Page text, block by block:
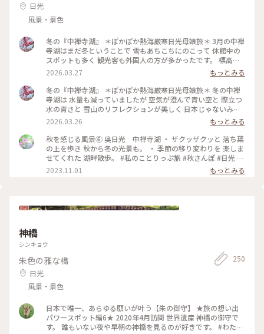
日光
風景・景色
冬の『中禅寺湖』 ＊ぽかぽか熱海厳寒日光母娘旅＊ 3月の中禅
寺湖はまだ冬ということで 雪もあちこちにのこって 休館中の
スポットも多く 観光客も外国人の方が多かったです。 標高が
1269mという 日本一高い場所にある中禅寺湖 冬は水量が減る
ため 「華厳の滝」もびっくりするほど 水量が少なく 滝つぼの
方は凍っていました。 冬枯れの山も相まって これが「華厳の
滝」！？という感じ💦 やはり紅葉の時期に 見てみたかったで
す😆 静かな湖は何度見ても美しく 心から癒されました✨💙 ・
正面から見るスワンボート アオレンジャー？ モモレンジャ
ー？ 緑や桃色の仮面を被った 戦隊のように見えました🤣 ・ ・
#ちいさな列車旅 #ぽかぽか熱海厳寒日光母娘旅 #母娘旅 #こと
りっぷ日光 #ことりっぷ栃木 #ドライブ #日光ドライブ #冬の
中禅寺湖 #冬の日光 #湖 #冬 #華厳の滝 #滝 #スワンボート #日
光 #日光市 #栃木県 #栃木
2026.03.27
もっとみる
冬の『中禅寺湖』 ＊ぽかぽか熱海厳寒日光母娘旅＊ 冬の中禅
寺湖は 水量も減っていましたが 空気が澄んで青い空と 際立つ
水の青さと 雪山のリフレクションが美しく 日本じゃないみた
いに 素敵な景色を見せてくれました💙 紅葉の季節が最高なの
は わかっていましたが 私たちには初めての 中禅寺湖✨ 冬なら
ではの景色を楽しめました🥰 ・ 湖畔にはたくさんのスワンボ
ート🦢 白鳥のプリンセスや 個性的な黒鳥さんなど 春が来るの
を待っていました💕 3月の中禅寺湖はシーズンオフ 素敵ユーザ
ーさんたちの 投稿を見て行きたかった 英国大使館別荘などは
閉館中🤣 残念ではありましたが 無理だと思っていたいろは坂
ライブ #中禅寺湖 #冬の中禅寺湖 #冬の日光 #リフレクション #
2026.03.26
もっとみる
秋を感じる風景⑥ 奥日光 中禅寺湖 ・ ザクッザクッと 落ち葉
の上を歩き 秋から冬の光景も。 ・ 季節の移り変わりを 楽しま
せてくれた 湖畔散歩。 #私のことりっぷ旅 #秋さんぽ #日光 #
紅葉 #奥日光 #中禅寺湖
2023.11.01 もっとみる
神橋
シンキョウ
朱色の雅な橋
日光
風景・景色
250
日本で唯一、あらゆる願いが叶う【朱の御守】 ★旅の想い出
パワースポット編6★ 2020年4月訪問 世界遺産 神橋の御守で
す。 誰もいない夜や早朝の神橋を見るのが好きです。 #わたし